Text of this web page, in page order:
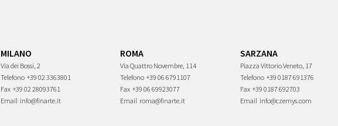
MILANO
Via dei Bossi, 2
Telefono +39 02 3363801
Fax +39 02 28093761
Email info@finarte.it
ROMA
Via Quattro Novembre, 114
Telefono +39 06 6791107
Fax +39 06 69923077
Email roma@finarte.it
SARZANA
Piazza Vittorio Veneto, 17
Telefono +39 0187 691376
Fax +39 0187 692703
Email info@czernys.com